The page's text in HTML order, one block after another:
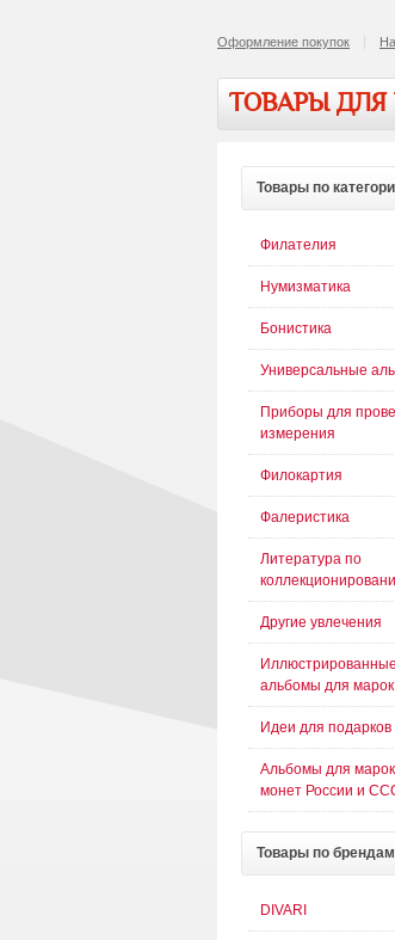
Оформление покупок
ТОВАРЫ
Товары по
Филателия
Нумизматика
Бонистика
Универсальные
Приборы для
измерения
Филокартия
Фалеристика
Литература по
Другие увлечения
Иллюстрированные
альбомы для марок
Идеи для подарков
Альбомы для
монет России и
Товары по брендам
DIVARI